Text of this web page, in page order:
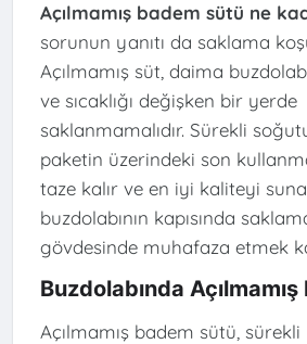
Açılmamış badem sütü ne
sorunun yanıtı da saklama
Açılmamış süt, daima
ve sıcaklığı değişken bir yerde
saklanmamalıdır. Sürekli
paketin üzerindeki son
taze kalır ve en iyi kaliteyi
buzdolabının kapısında
gövdesinde muhafaza etmek
Buzdolabında
Açılmamış badem sütü, sürekli